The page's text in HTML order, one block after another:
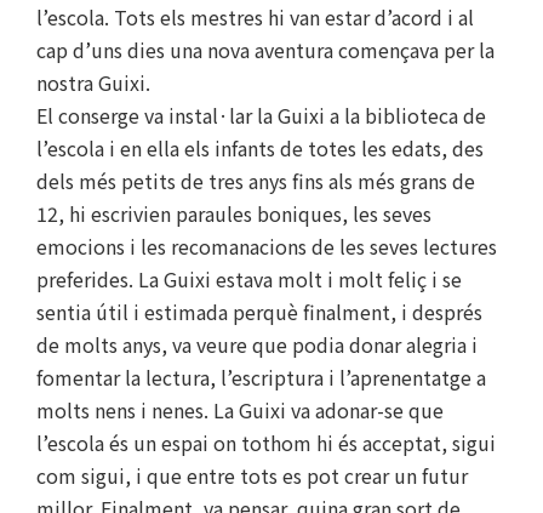
l’escola. Tots els mestres hi van estar d’acord i al
cap d’uns dies una nova aventura començava per la
nostra Guixi.
El conserge va instal·lar la Guixi a la biblioteca de
l’escola i en ella els infants de totes les edats, des
dels més petits de tres anys fins als més grans de
12, hi escrivien paraules boniques, les seves
emocions i les recomanacions de les seves lectures
preferides. La Guixi estava molt i molt feliç i se
sentia útil i estimada perquè finalment, i després
de molts anys, va veure que podia donar alegria i
fomentar la lectura, l’escriptura i l’aprenentatge a
molts nens i nenes. La Guixi va adonar-se que
l’escola és un espai on tothom hi és acceptat, sigui
com sigui, i que entre tots es pot crear un futur